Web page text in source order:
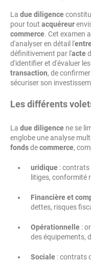
La due diligence
pour tout acquéreur
commerce. Cet examen
d'analyser en détail l'
définitivement par l'acte
d'identifier et d'évaluer les
transaction, de
sécuriser son
Les différents
La due diligence ne se
englobe une analyse
fondsdecommerce,
uridique : contrats
litiges, conformité
Financière et
dettes, risques
Opérationnelle :
des équipements,
Sociale : contrats